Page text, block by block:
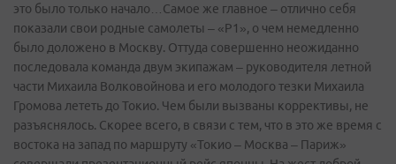
это было только начало…Самое же главное – отлично себя
показали свои родные самолеты – «Р1», о чем немедленно
было доложено в Москву. Оттуда совершенно неожиданно
последовала команда двум экипажам – руководителя летной
части Михаила Волковойнова и его молодого тезки Михаила
Громова лететь до Токио. Чем были вызваны коррективы, не
разъяснялось. Скорее всего, в связи с тем, что в это же время с
востока на запад по маршруту «Токио – Москва – Париж»